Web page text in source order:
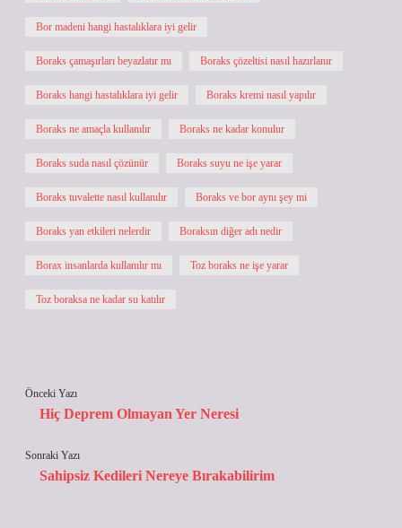
Bor madeni hangi hastalıklara iyi gelir
Boraks çamaşırları beyazlatır mı Boraks çözeltisi nasıl hazırlanır
Boraks hangi hastalıklara iyi gelir Boraks kremi nasıl yapılır
Boraks ne amaçla kullanılır Boraks ne kadar konulur
Boraks suda nasıl çözünür Boraks suyu ne işe yarar
Boraks tuvalette nasıl kullanılır Boraks ve bor aynı şey mi
Boraks yan etkileri nelerdir Boraksın diğer adı nedir
Borax insanlarda kullanılır mı Toz boraks ne işe yarar
Toz boraksa ne kadar su katılır
Önceki Yazı
Hiç Deprem Olmayan Yer Neresi
Sonraki Yazı
Sahipsiz Kedileri Nereye Bırakabilirim